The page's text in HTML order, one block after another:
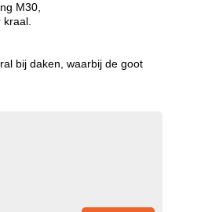
M30,
bij daken, waarbij de goot